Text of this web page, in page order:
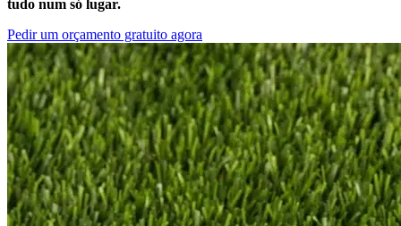
tudo num só lugar.
Pedir um orçamento gratuito agora